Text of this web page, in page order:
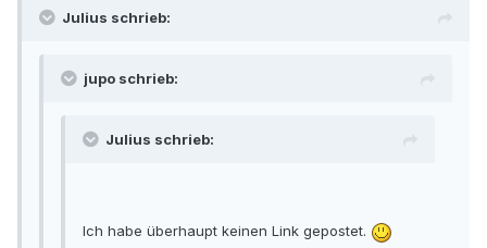
Julius schrieb:
jupo schrieb:
Julius schrieb:
Ich habe überhaupt keinen Link gepostet.